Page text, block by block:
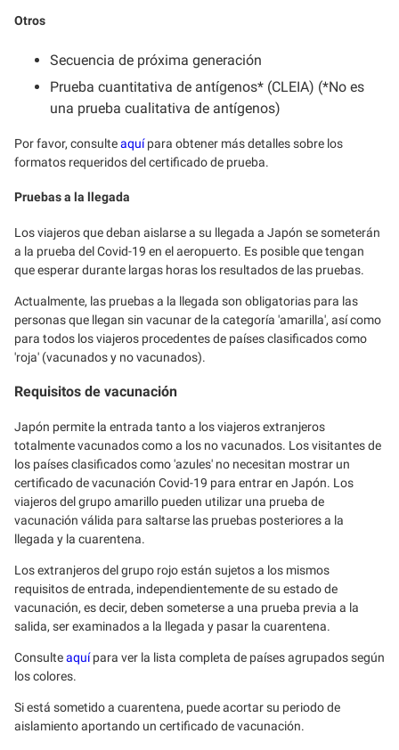
Otros
Secuencia de próxima generación
Prueba cuantitativa de antígenos* (CLEIA) (*No es
una prueba cualitativa de antígenos)
Por favor, consulteaquípara obtener más detalles sobre los
formatos requeridos del certificado de prueba.
Pruebas a la llegada
Los viajeros que deban aislarse a su llegada a Japón se someterán
a la prueba del Covid-19 en el aeropuerto. Es posible que tengan
que esperar durante largas horas los resultados de las pruebas.
Actualmente, las pruebas a la llegada son obligatorias para las
personas que llegan sin vacunar de la categoría 'amarilla', así como
para todos los viajeros procedentes de países clasificados como
'roja' (vacunados y no vacunados).
Requisitos de vacunación
Japón permite la entrada tanto a los viajeros extranjeros
totalmente vacunados como a los no vacunados. Los visitantes de
los países clasificados como 'azules' no necesitan mostrar un
certificado de vacunación Covid-19 para entrar en Japón. Los
viajeros del grupo amarillo pueden utilizar una prueba de
vacunación válida para saltarse las pruebas posteriores a la
llegada y la cuarentena.
Los extranjeros del grupo rojo están sujetos a los mismos
requisitos de entrada, independientemente de su estado de
vacunación, es decir, deben someterse a una prueba previa a la
salida, ser examinados a la llegada y pasar la cuarentena.
Consulteaquípara ver la lista completa de países agrupados según
los colores.
Si está sometido a cuarentena, puede acortar su periodo de
aislamiento aportando un certificado de vacunación.